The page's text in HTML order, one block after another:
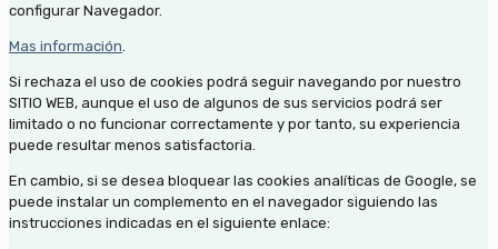
configurar Navegador.
Mas información.
Si rechaza el uso de cookies podrá seguir navegando por nuestro
SITIO WEB, aunque el uso de algunos de sus servicios podrá ser
limitado o no funcionar correctamente y por tanto, su experiencia
puede resultar menos satisfactoria.
En cambio, si se desea bloquear las cookies analíticas de Google, se
puede instalar un complemento en el navegador siguiendo las
instrucciones indicadas en el siguiente enlace: